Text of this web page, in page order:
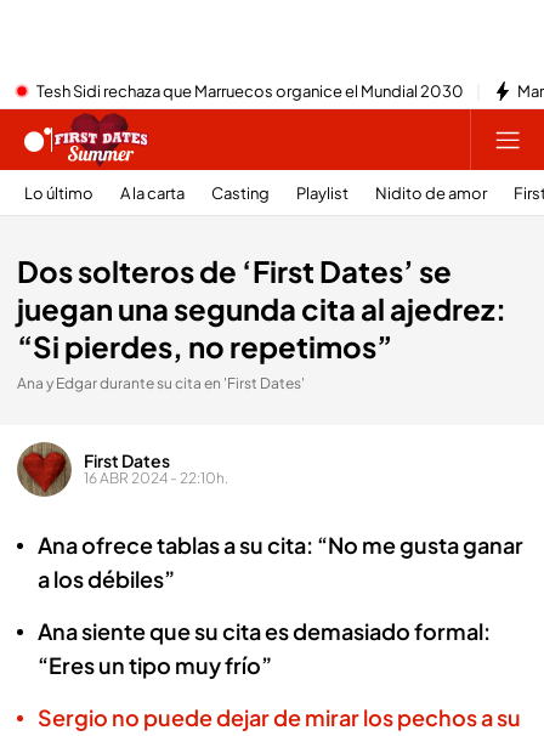
Tesh Sidi rechaza que Marruecos organice el Mundial 2030
Lo último A la carta Casting Playlist Nidito de amor
Dos solteros de ‘First Dates’ se
juegan una segunda cita al ajedrez:
“Si pierdes, no repetimos”
Ana y Edgar durante su cita en 'First Dates'
First Dates
16 ABR 2024 - 22:10h.
Ana ofrece tablas a su cita: “No me gusta ganar
a los débiles”
Ana siente que su cita es demasiado formal:
“Eres un tipo muy frío”
Sergio no puede dejar de mirar los pechos a su